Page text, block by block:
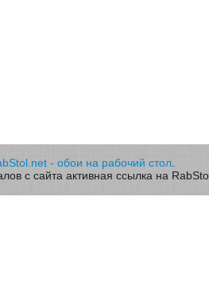
- обои на рабочий стол
с сайта активная ссылка на